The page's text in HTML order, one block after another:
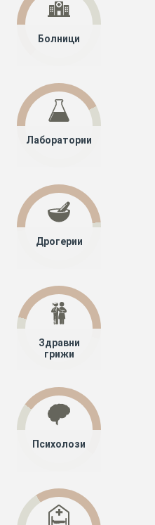
Болници
Лаборатории
Дрогерии
Здравни
грижи
Психолози